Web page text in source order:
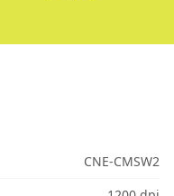
CNE-CMSW2